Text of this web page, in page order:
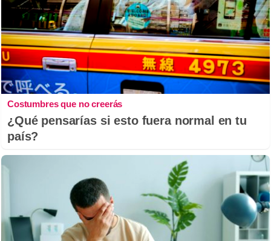
Costumbres que no creerás
¿Qué pensarías si esto fuera normal en tu
país?